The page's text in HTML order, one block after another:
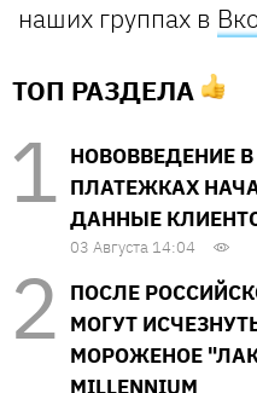
наших группах в
ТОП РАЗДЕЛА
НОВОВВЕДЕНИЕ
ПЛАТЕЖКАХ
ДАННЫЕ
03 Августа 14:04
ПОСЛЕ
МОГУТ
МОРОЖЕНОЕ
MILLENNIUM